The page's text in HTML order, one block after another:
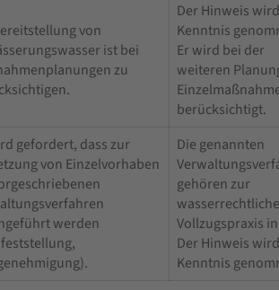
von
ist bei
zu
Der Hinweis
Kenntnis
Er wird bei der
weiteren
berücksichtigt.
gefordert, dass zur
von Einzelvorhaben
werden
Die genannten
gehören zur
Vollzugspraxis in
Der Hinweis
Kenntnis